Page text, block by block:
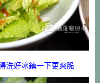
洗好冰鎮一下更爽脆